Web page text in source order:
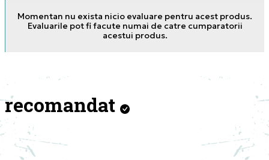
Momentan nu exista nicio evaluare pentru acest produs.
Evaluarile pot fi facute numai de catre cumparatorii
acestui produs.
recomandat